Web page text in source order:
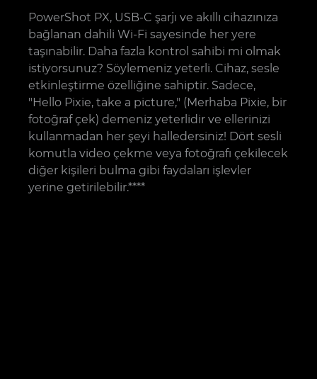
PowerShot PX, USB-C şarjı ve akıllı cihazınıza
bağlanan dahili Wi-Fi sayesinde her yere
taşınabilir. Daha fazla kontrol sahibi mi olmak
istiyorsunuz? Söylemeniz yeterli. Cihaz, sesle
etkinleştirme özelliğine sahiptir. Sadece,
"Hello Pixie, take a picture," (Merhaba Pixie, bir
fotoğraf çek) demeniz yeterlidir ve ellerinizi
kullanmadan her şeyi halledersiniz! Dört sesli
komutla video çekme veya fotoğrafı çekilecek
diğer kişileri bulma gibi faydaları işlevler
yerine getirilebilir.****